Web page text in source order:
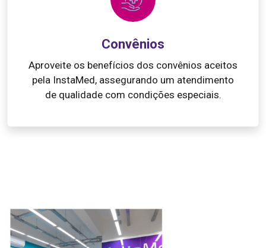
Convênios
Aproveite os benefícios dos convênios aceitos
pela InstaMed, assegurando um atendimento
de qualidade com condições especiais.